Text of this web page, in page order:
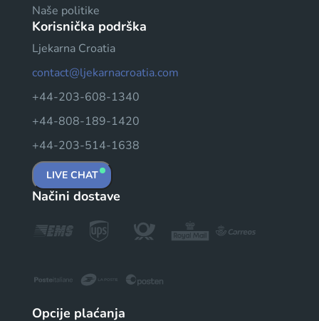
Naše politike
Korisnička podrška
Ljekarna Croatia
contact@ljekarnacroatia.com
+44-203-608-1340
+44-808-189-1420
+44-203-514-1638
LIVE CHAT
Načini dostave
Opcije plaćanja